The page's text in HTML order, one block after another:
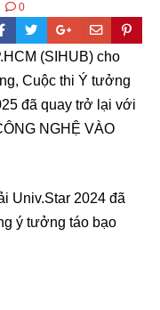
0
(SIHUB) cho
Cuộc thi Ý tưởng
đã quay trở lại với
NGHỆ VÀO
Univ.Star 2024 đã
ý tưởng táo bạo